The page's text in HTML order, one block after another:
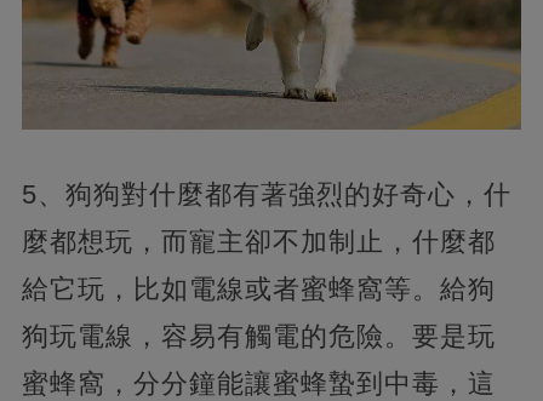
5、狗狗對什麼都有著強烈的好奇心，什
麼都想玩，而寵主卻不加制止，什麼都
給它玩，比如電線或者蜜蜂窩等。給狗
狗玩電線，容易有觸電的危險。要是玩
蜜蜂窩，分分鐘能讓蜜蜂蟄到中毒，這